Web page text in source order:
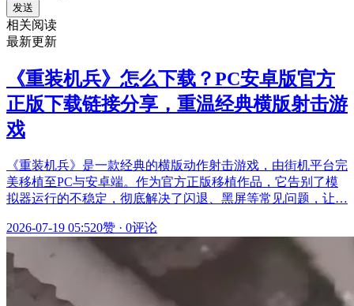
发送
相关阅读
最新更新
《重装机兵》怎么下载？PC安卓版官方
正版下载链接分享，重温经典横版射击游
戏
《重装机兵》是一款经典的横版动作射击游戏，由街机平台完
美移植至PC与安卓端。作为官方正版移植作品，它告别了模
拟器运行的不稳定，彻底解决了闪退、黑屏等常见问题，让…
2026-07-19 05:520赞 · 0评论